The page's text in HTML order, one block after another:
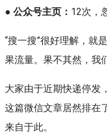
● 公众号主页： 12次，
“搜一搜”很好理解，就
果流量。果不其然，我
大家由于近期快递停发
这篇微信文章居然排在
来自于此。